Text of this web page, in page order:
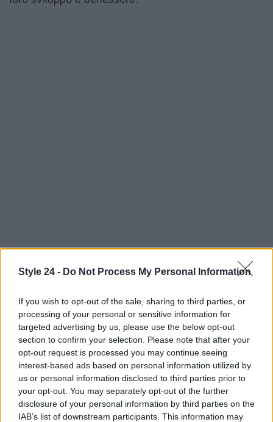
Style 24 - Do Not Process My Personal Information
If you wish to opt-out of the sale, sharing to third parties, or
processing of your personal or sensitive information for
targeted advertising by us, please use the below opt-out
section to confirm your selection. Please note that after your
opt-out request is processed you may continue seeing
interest-based ads based on personal information utilized by
us or personal information disclosed to third parties prior to
your opt-out. You may separately opt-out of the further
disclosure of your personal information by third parties on the
IAB’s list of downstream participants. This information may
Staff